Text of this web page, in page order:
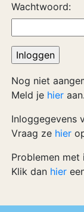
Wachtwoord:
Nog niet
Meld je hier aan.
Inloggegevens
Vraag ze hier
Problemen met
Klik dan hier